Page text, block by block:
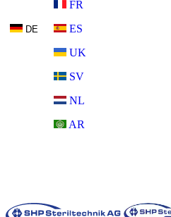
DE
FR
ES
UK
SV
NL
AR